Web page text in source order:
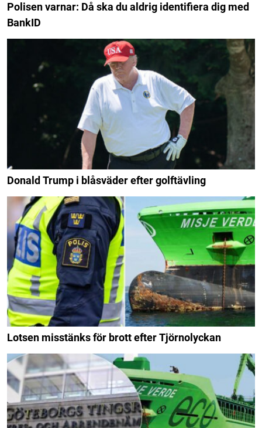
Polisen varnar: Då ska du aldrig identifiera dig med
BankID
Donald Trump i blåsväder efter golftävling
Lotsen misstänks för brott efter Tjörnolyckan